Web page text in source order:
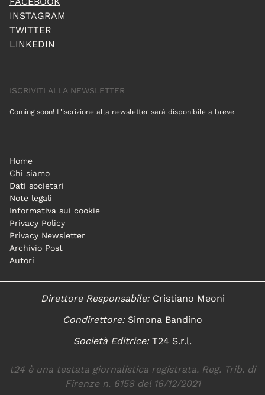
INSTAGRAM
TWITTER
LINKEDIN
ISCRIVITI ALLA NEWSLETTER
Coming soon! L'iscrizione alla newsletter sarà disponibile a breve
Home
Chi siamo
Dati societari
Note legali
Informativa sui cookie
Privacy Policy
Privacy Newsletter
Archivio Post
Autori
Direttore Responsabile:Cristiano Meoni
Condirettore:Simona Bandino
Società Editrice:T24 S.r.l.
t24 è una testata giornalistica registrata. Reg. Trib. di
Firenze n. 6158 del 16/12/2021